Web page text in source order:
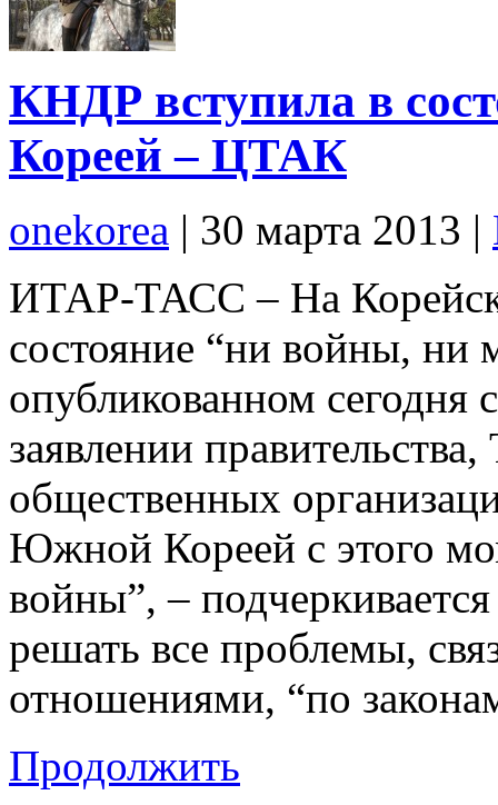
КНДР вступила в
Кореей – ЦТАК
onekorea | 30 марта 2013 |
ИТАР-ТАСС – На
состояние “ни войны, ни
опубликованном сегодня
заявлении
общественных
Южной Кореей с этого
войны”, –
решать все проблемы,
отношениями, “по
Продолжить